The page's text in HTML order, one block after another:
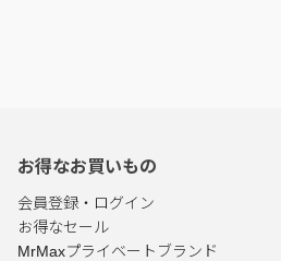
お得なお買いもの
会員登録・ログイン
お得なセール
MrMaxプライベートブランド